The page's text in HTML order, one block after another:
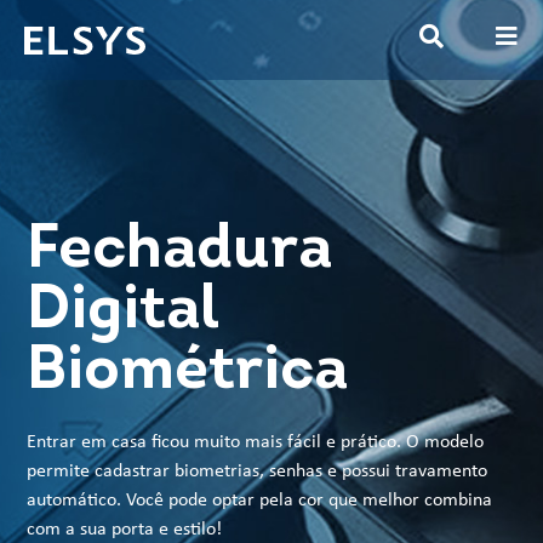
Fechadura
Digital
Biométrica
Entrar em casa ficou muito mais fácil e prático. O modelo
permite cadastrar biometrias, senhas e possui travamento
automático. Você pode optar pela cor que melhor combina
com a sua porta e estilo!